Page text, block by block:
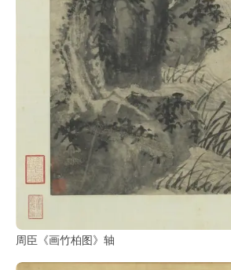
周臣《画竹柏图》轴